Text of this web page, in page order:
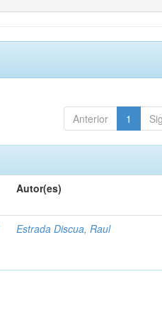
Anterior 1
Autor(es)
Estrada Discua, Raul